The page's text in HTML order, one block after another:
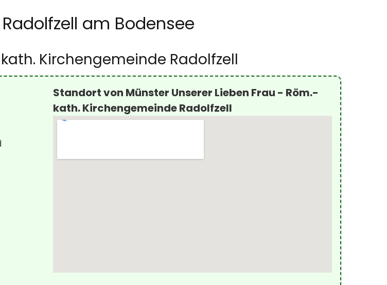
am Bodensee
Kirchengemeinde Radolfzell
Standort von Münster Unserer Lieben Frau - Röm.-
kath. Kirchengemeinde Radolfzell